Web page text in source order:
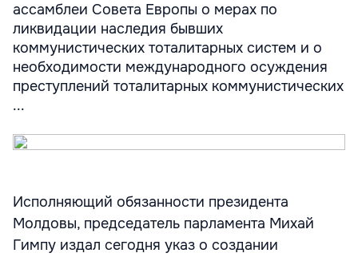
ассамблеи Совета Европы о мерах по
ликвидации наследия бывших
коммунистических тоталитарных систем и о
необходимости международного осуждения
преступлений тоталитарных коммунистических
...
Исполняющий обязанности президента
Молдовы, председатель парламента Михай
Гимпу издал сегодня указ о создании